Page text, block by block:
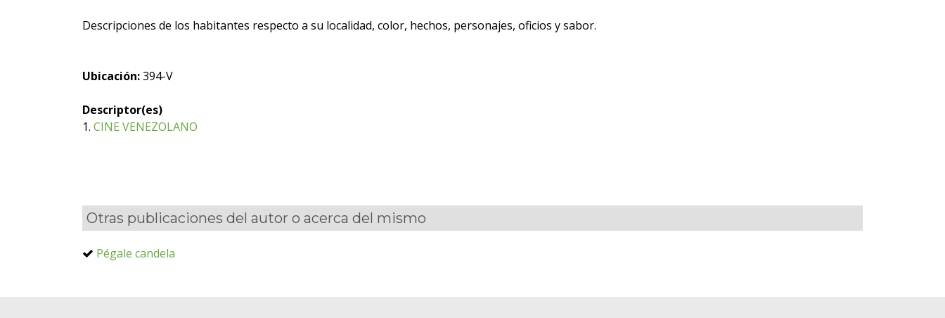
Descripciones de los habitantes respecto a su localidad, color, hechos, personajes, oficios y sabor.
Ubicación:394-V
Descriptor(es)
1. CINE VENEZOLANO
Otras publicaciones del autor o acerca del mismo
Pégale candela